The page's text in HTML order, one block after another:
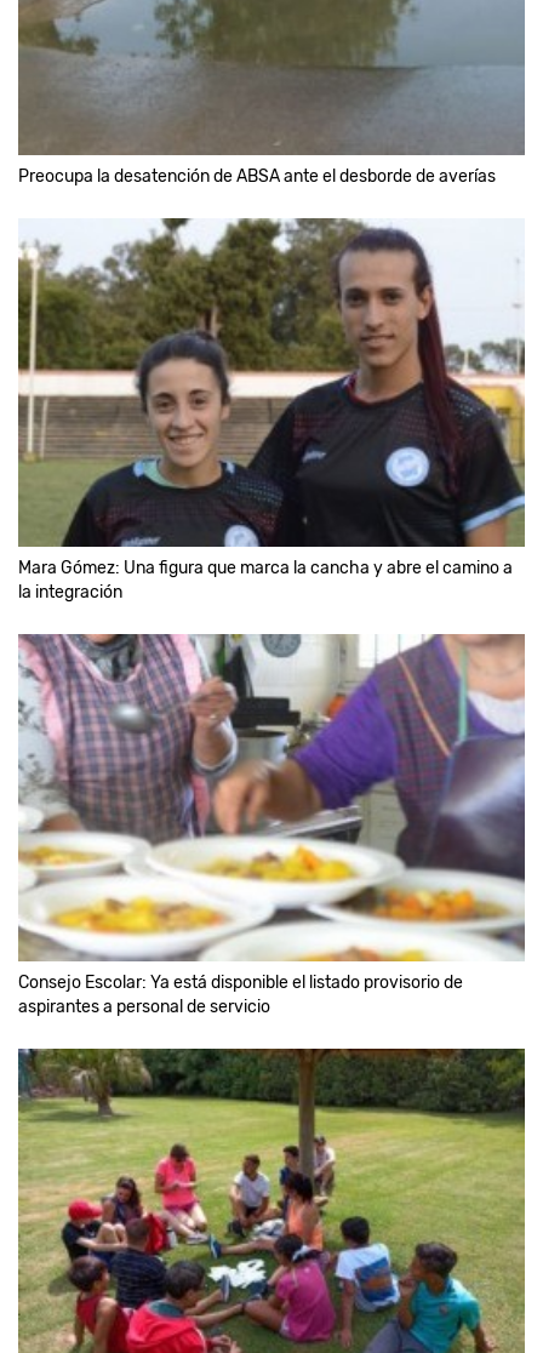
Preocupa la desatención de ABSA ante el desborde de averías
Mara Gómez: Una figura que marca la cancha y abre el camino a
la integración
Consejo Escolar: Ya está disponible el listado provisorio de
aspirantes a personal de servicio